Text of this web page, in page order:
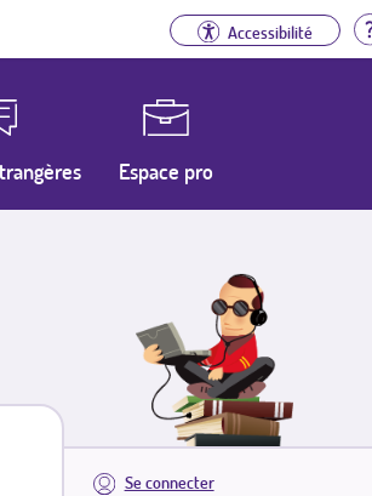
Accessibilité
Espace pro
Se connecter